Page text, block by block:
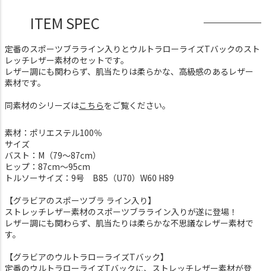
ITEM SPEC
定番のスポーツブラライン入りとウルトラローライズTバックのスト
レッチレザー素材のセットです。
レザー調にも関わらず、肌当たりは柔らかな、高級感のあるレザー
素材です。
同素材のシリーズはこちらをご覧ください。
素材：ポリエステル100％
サイズ
バスト：M（79～87cm）
ヒップ：87cm～95cm
トルソーサイズ：9号 B85（U70）W60 H89
【グラビアのスポーツブラ ライン入り】
ストレッチレザー素材のスポーツブラライン入りが遂に登場！
レザー調にも関わらず、肌当たりは柔らかな不思議なレザー素材で
す。
【グラビアのウルトラローライズTバック】
定番のウルトラローライズTバックに、ストレッチレザー素材が登